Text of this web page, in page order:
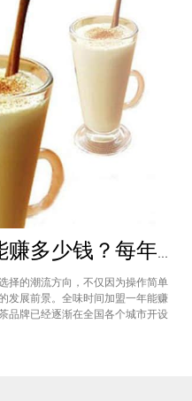
全味时间加盟一年能赚多少钱？每年利润20万庞大盈利机会等着你
择的潮流方向，不仅因为操作简单
发展前景。全味时间加盟一年能赚
品牌已经逐渐在全国各个城市开设
味时间加盟一年能赚多少钱？这个